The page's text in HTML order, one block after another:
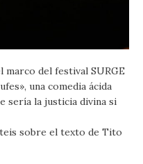
marco del festival SURGE
una comedia ácida
sería la justicia divina si
sobre el texto de Tito